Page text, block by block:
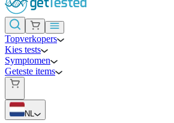
Topverkopers
Kies tests
Symptomen
Geteste items
NL